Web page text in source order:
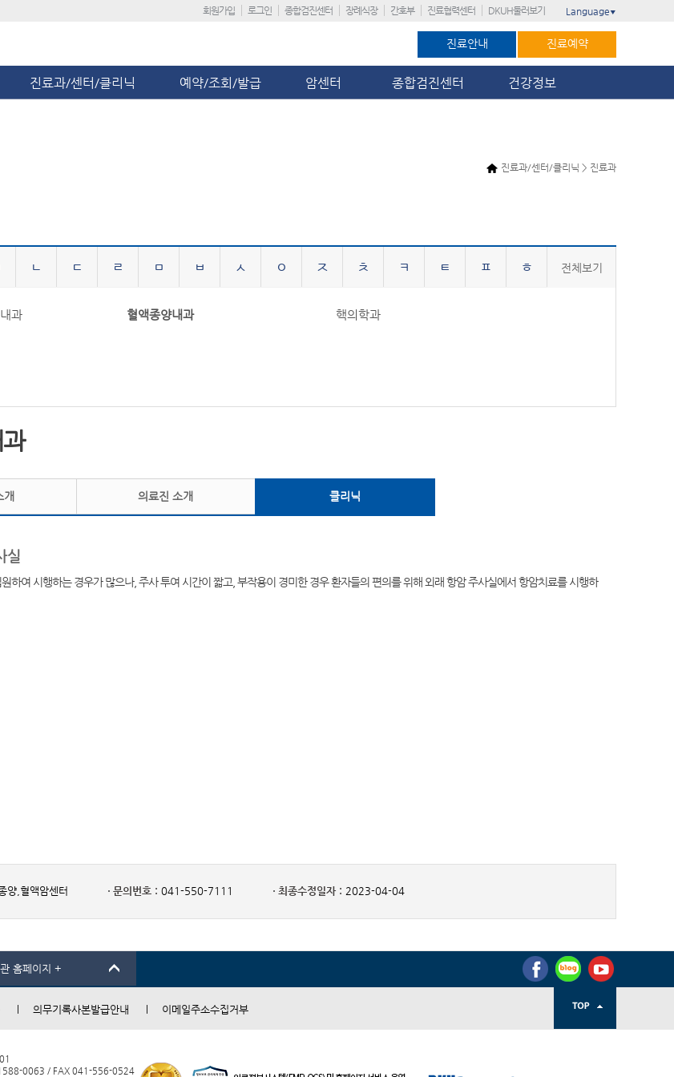
회원가입 로그인 종합검진센터 장례식장 간호부 진료협력센터 DKUH둘러보기 Language ▼
진료안내 진료예약
진료과/센터/클리닉 예약/조회/발급 암센터 종합검진센터 건강정보
진료과/센터/클리닉 > 진료과
ㄴ ㄷ ㄹ ㅁ ㅂ ㅅ ㅇ ㅈ ㅊ ㅋ ㅌ ㅍ ㅎ 전체보기
과 혈액종양내과 핵의학과
개 의료진 소개 클리닉
실
하여 시행하는 경우가 많으나, 주사 투여 시간이 짧고, 부작용이 경미한 경우 환자들의 편의를 위해 외래 항암 주사실에서 항암치료를 시행하
양,혈액암센터 문의번호 : 041-550-7111 최종수정일자 : 2023-04-04
홈페이지 +
의무기록사본발급안내 이메일주소수집거부
1588-0063 / FAX 041-556-0524